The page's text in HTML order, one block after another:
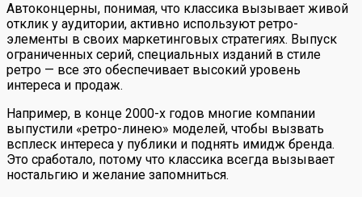
Автоконцерны, понимая, что классика вызывает живой
отклик у аудитории, активно используют ретро-
элементы в своих маркетинговых стратегиях. Выпуск
ограниченных серий, специальных изданий в стиле
ретро — все это обеспечивает высокий уровень
интереса и продаж.
Например, в конце 2000-х годов многие компании
выпустили «ретро-линею» моделей, чтобы вызвать
всплеск интереса у публики и поднять имидж бренда.
Это сработало, потому что классика всегда вызывает
ностальгию и желание запомниться.